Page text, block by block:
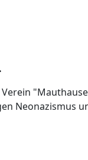
Neonazismus